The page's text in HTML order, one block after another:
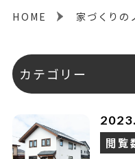
HOME 家づくりの
カテゴリー
無添加住宅の素材
閲覧